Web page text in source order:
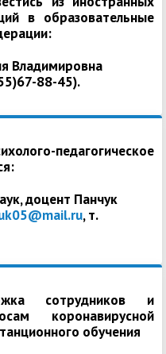
в образовательные
Владимировна
88-45).
педагогическое
доцент Панчук
, т.
сотрудников и
коронавирусной
обучения